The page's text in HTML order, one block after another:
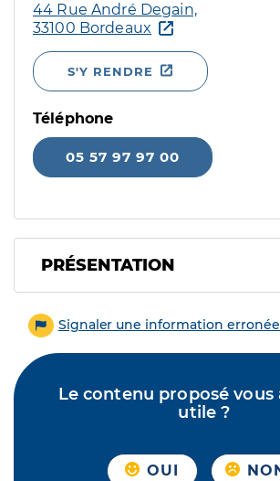
44 Rue André Degain,
33100 Bordeaux
S'Y RENDRE
Téléphone
05 57 97 97 00
PRÉSENTATION
Signaler une information
Le contenu proposé
utile ?
OUI